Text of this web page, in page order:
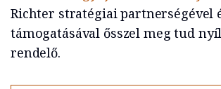
Richter stratégiai partnerségével
támogatásával ősszel meg tud
rendelő.